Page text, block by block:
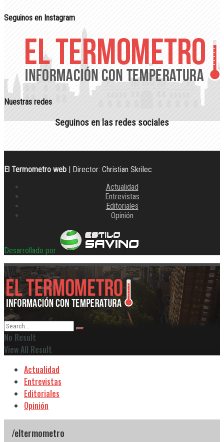
Seguinos en Instagram
Nuestras redes
Seguinos en las redes sociales
El Termometro web | Director: Christian Skrilec
Actualidad
Entrevistas
Editoriales
Opinión
Desarrollado por
No Result
View All Result
Actualidad
Entrevistas
Editoriales
Opinión